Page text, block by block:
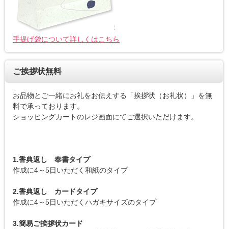
手提げ袋について詳しくはこちら
ご挨拶状無料
お品物とご一緒にお礼をお伝えする「挨拶状（お礼状）」を無
料で承っております。
ショッピングカートのレジ画面にてご選択いただけます。
1.香典返し 奉書タイプ
作成に4～5日いただく和紙のタイプ
2.香典返し カードタイプ
作成に4～5日いただくハガキサイズのタイプ
3.簡易ご挨拶状カード